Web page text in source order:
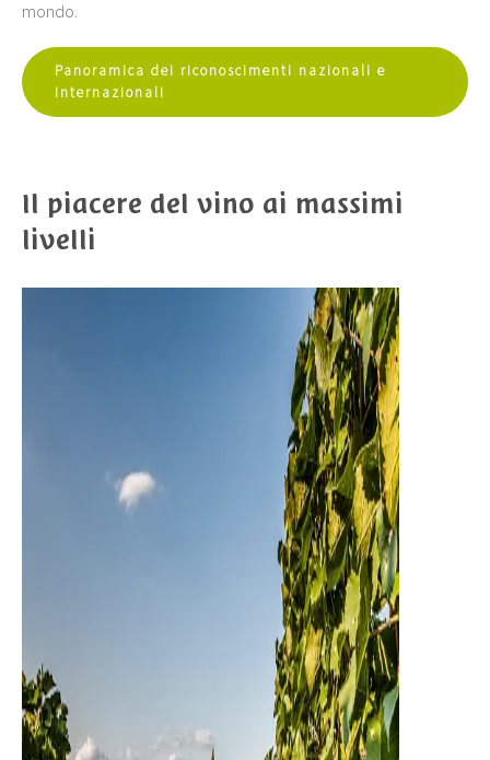
mondo.
Panoramica dei riconoscimenti nazionali e
internazionali
Il piacere del vino ai massimi
livelli